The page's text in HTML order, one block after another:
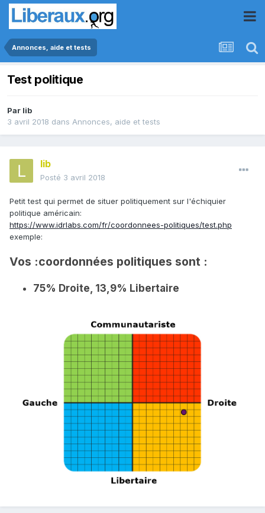
Annonces, aide et tests
Test politique
Par lib
3 avril 2018 dans Annonces, aide et tests
lib
Posté 3 avril 2018
Petit test qui permet de situer politiquement sur l'échiquier
politique américain:
https://www.idrlabs.com/fr/coordonnees-politiques/test.php
exemple:
Vos :coordonnées politiques sont :
75% Droite, 13,9% Libertaire